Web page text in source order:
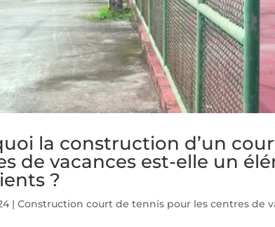
la construction d’un
de vacances est-elle un
?
|Construction court de tennis pour les centres de